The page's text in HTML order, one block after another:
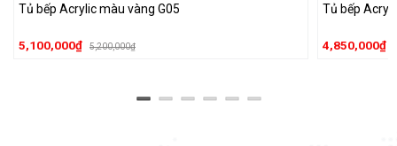
Tủ bếp Acrylic màu vàng G05
5,100,000₫ 5,200,000₫
Tủ bếp
4,850,000₫